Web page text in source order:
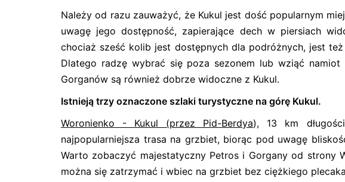
Należy od razu zauważyć, że Kukul jest dość popularnym
uwagę jego dostępność, zapierające dech w piersiach
chociaż sześć kolib jest dostępnych dla podróżnych, jest
Dlatego radzę wybrać się poza sezonem lub wziąć namiot
Gorganów są również dobrze widoczne z Kukul.
Istnieją trzy oznaczone szlaki turystyczne na górę Kukul.
Woronienko - Kukul (przez Pid-Berdya), 13 km
najpopularniejsza trasa na grzbiet, biorąc pod uwagę
Warto zobaczyć majestatyczny Petros i Gorgany od strony
można się zatrzymać i wbiec na grzbiet bez ciężkiego